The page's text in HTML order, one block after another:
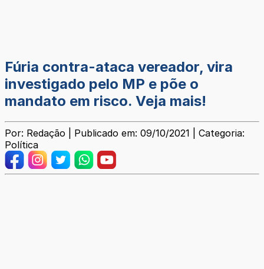
Fúria contra-ataca vereador, vira
investigado pelo MP e põe o
mandato em risco. Veja mais!
Por: Redação | Publicado em: 09/10/2021 | Categoria:
Política